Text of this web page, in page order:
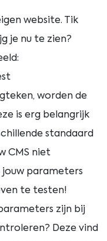
website. Tik
je nu te zien?
worden de
is erg belangrijk
standaard
CMS niet
jouw parameters
te testen!
zijn bij
Deze vind